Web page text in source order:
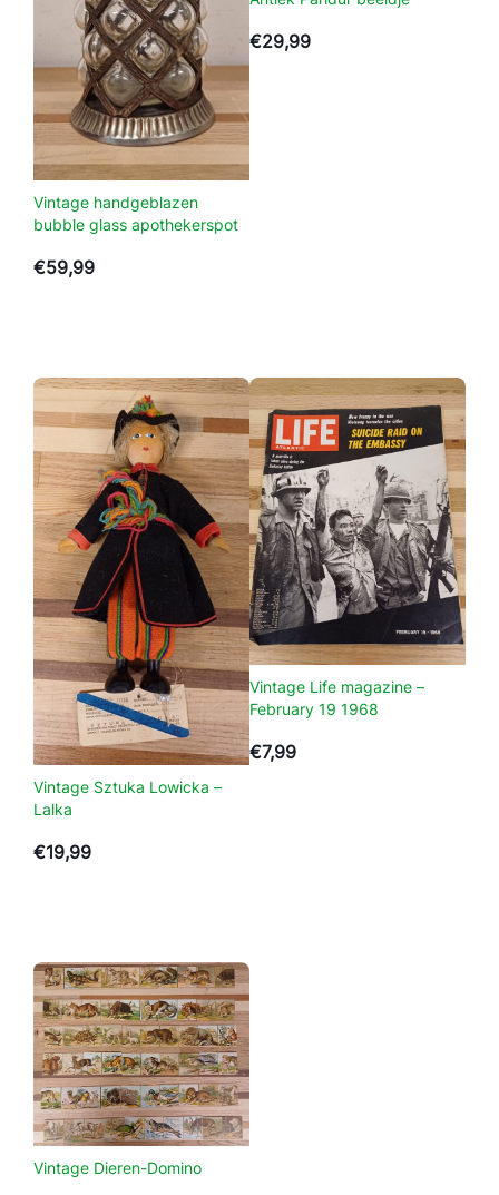
a
a
g
j
e
s
t
f
a
f
e
e
l
d
i
n
g
a
a
t
a
l
Vintage handgeblazen
bubble glass apothekerspot
€59,99
€29,99
Vintage Sztuka Lowicka –
Lalka
€19,99
Vintage Life magazine –
February 19 1968
€7,99
Vintage Dieren-Domino